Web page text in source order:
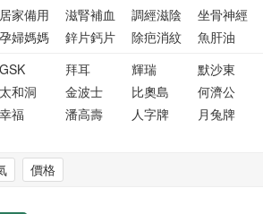
居家備用 滋腎補血 調經滋陰 坐骨神經
孕婦媽媽 鋅片鈣片 除疤消紋 魚肝油
GSK 拜耳 輝瑞 默沙東
太和洞 金波士 比奧島 何濟公
幸福 潘高壽 人字牌 月兔牌
價格